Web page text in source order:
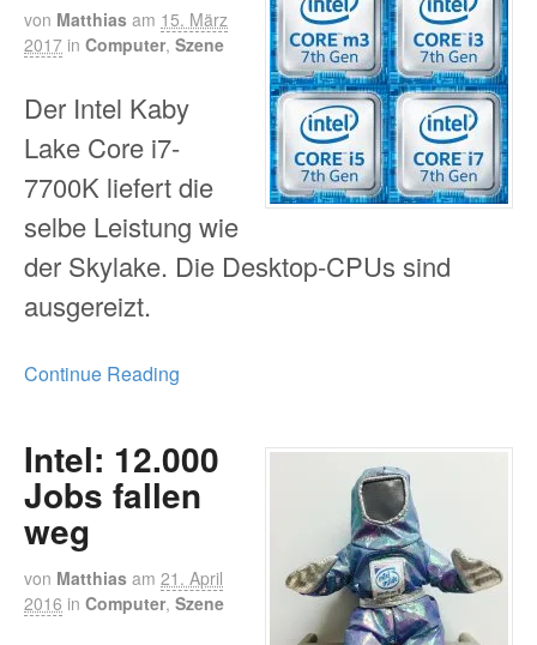
von Matthias am 15. März
2017 in Computer, Szene
Der Intel Kaby
Lake Core i7-
7700K liefert die
selbe Leistung wie
der Skylake. Die Desktop-CPUs sind
ausgereizt.
Continue Reading
Intel: 12.000
Jobs fallen
weg
von Matthias am 21. April
2016 in Computer, Szene